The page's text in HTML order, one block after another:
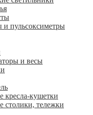
и пульсоксиметры
и весы
кресла-кушетки
столики, тележки